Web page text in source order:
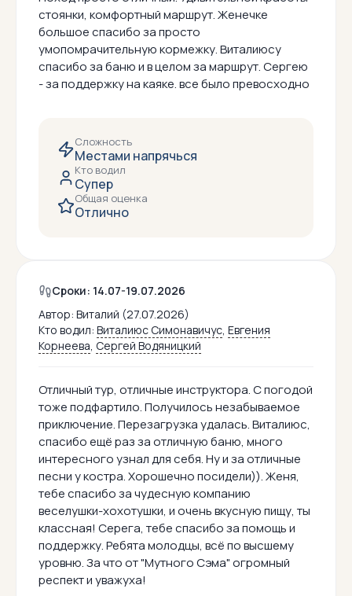
стоянки, комфортный маршрут. Женечке
большое спасибо за просто
умопомрачительную кормежку. Виталиюсу
спасибо за баню и в целом за маршрут. Сергею
- за поддержку на каяке. все было превосходно
Сложность
Местами напрячься
Кто водил
Супер
Общая оценка
Отлично
Сроки: 14.07-19.07.2026
Автор: Виталий (27.07.2026)
Кто водил: Виталиюс Симонавичус, Евгения
Корнеева, Сергей Водяницкий
Отличный тур, отличные инструктора. С погодой
тоже подфартило. Получилось незабываемое
приключение. Перезагрузка удалась. Виталиюс,
спасибо ещё раз за отличную баню, много
интересного узнал для себя. Ну и за отличные
песни у костра. Хорошечно посидели)). Женя,
тебе спасибо за чудесную компанию
веселушки-хохотушки, и очень вкусную пищу, ты
классная! Серега, тебе спасибо за помощь и
поддержку. Ребята молодцы, всё по высшему
уровню. За что от "Мутного Сэма" огромный
респект и уважуха!